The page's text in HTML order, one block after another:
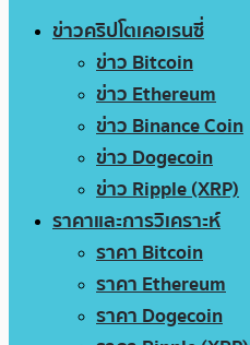
ข่าวคริปโตเคอเรนซี่
ข่าว Bitcoin
ข่าว Ethereum
ข่าว Binance Coin
ข่าว Dogecoin
ข่าว Ripple (XRP)
ราคาและการวิเคราะห์
ราคา Bitcoin
ราคา Ethereum
ราคา Dogecoin